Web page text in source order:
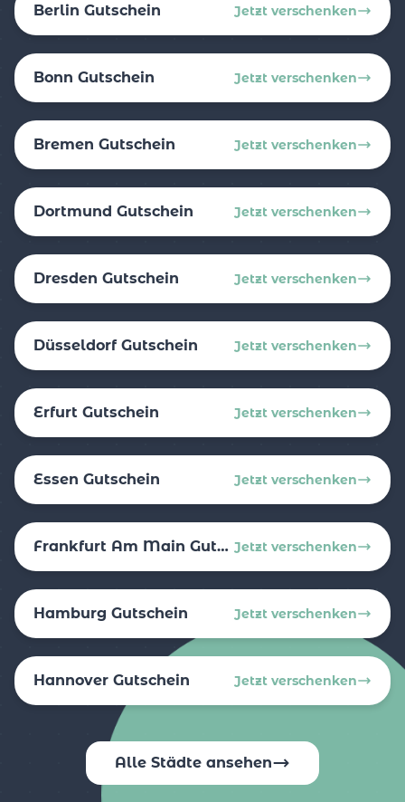
Berlin Gutschein Jetzt verschenken
Bonn Gutschein Jetzt verschenken
Bremen Gutschein Jetzt verschenken
Dortmund Gutschein Jetzt verschenken
Dresden Gutschein Jetzt verschenken
Düsseldorf Gutschein Jetzt verschenken
Erfurt Gutschein Jetzt verschenken
Essen Gutschein Jetzt verschenken
Frankfurt Am Main Gutschein Jetzt verschenken
Hamburg Gutschein Jetzt verschenken
Hannover Gutschein Jetzt verschenken
Alle Städte ansehen